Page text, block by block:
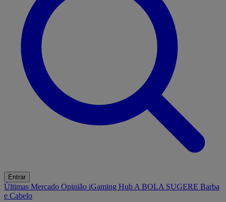
Entrar
Últimas Mercado Opinião iGaming Hub A BOLA SUGERE Barba
e Cabelo